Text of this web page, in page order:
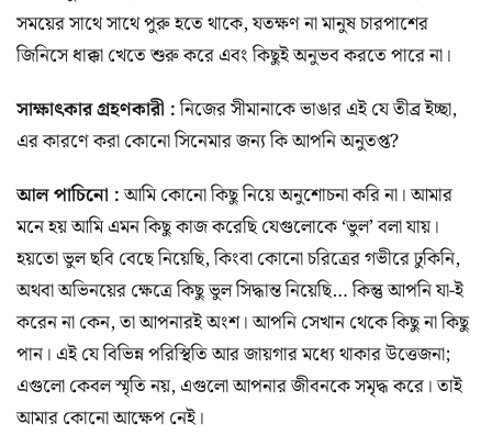
সময়ের সাথে সাথে পুরু হতে থাকে, যতক্ষণ না মানুষ চারপাশের
জিনিসে ধাক্কা খেতে শুরু করে এবং কিছুই অনুভব করতে পারে না।
সাক্ষাৎকার গ্রহণকারী :নিজের সীমানাকে ভাঙার এই যে তীব্র ইচ্ছা,
এর কারণে করা কোনো সিনেমার জন্য কি আপনি অনুতপ্ত?
আল পাচিনো :আমি কোনো কিছু নিয়ে অনুশোচনা করি না। আমার
মনে হয় আমি এমন কিছু কাজ করেছি যেগুলোকে ‘ভুল’ বলা যায়।
হয়তো ভুল ছবি বেছে নিয়েছি, কিংবা কোনো চরিত্রের গভীরে ঢুকিনি,
অথবা অভিনয়ের ক্ষেত্রে কিছু ভুল সিদ্ধান্ত নিয়েছি… কিন্তু আপনি যা-ই
করেন না কেন, তা আপনারই অংশ। আপনি সেখান থেকে কিছু না কিছু
পান। এই যে বিভিন্ন পরিস্থিতি আর জায়গার মধ্যে থাকার উত্তেজনা;
এগুলো কেবল স্মৃতি নয়, এগুলো আপনার জীবনকে সমৃদ্ধ করে। তাই
আমার কোনো আক্ষেপ নেই।